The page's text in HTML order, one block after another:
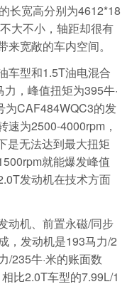
长宽高分别为4612*18
大不小，轴距却很有
宽敞的车内空间。
车型和1.5T油电混合
，峰值扭矩为395牛·
为CAF484WQC3的发
速为2500-4000rpm，
是无法达到最大扭矩
就能爆发峰值
发动机在技术方面
动机、前置永磁/同步
，发动机是193马力/2
/235牛·米的账面数
比2.0T车型的7.99L/1